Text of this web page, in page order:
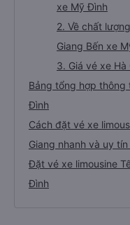
xe Mỹ Đình
2. Về chất
Giang Bến xe
3. Giá vé xe
Bảng tổng hợp thông
Đình
Cách đặt vé xe
Giang nhanh và uy
Đặt vé xe limousine
Đình